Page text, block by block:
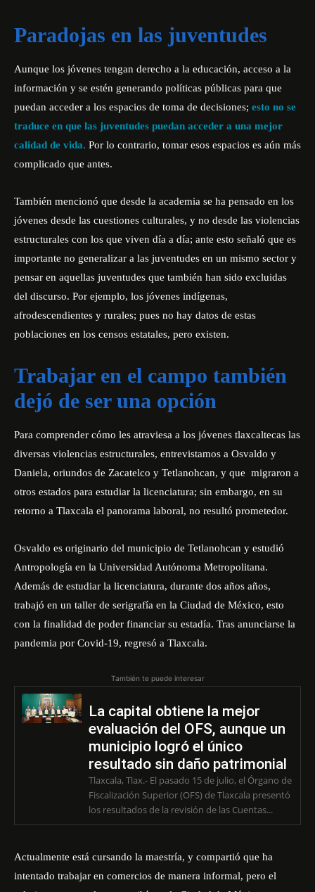
Paradojas en las juventudes
Aunque los jóvenes tengan derecho a la educación, acceso a la
información y se estén generando políticas públicas para que
puedan acceder a los espacios de toma de decisiones; esto no se
traduce en que las juventudes puedan acceder a una mejor
calidad de vida. Por lo contrario, tomar esos espacios es aún más
complicado que antes.
También mencionó que desde la academia se ha pensado en los
jóvenes desde las cuestiones culturales, y no desde las violencias
estructurales con los que viven día a día; ante esto señaló que es
importante no generalizar a las juventudes en un mismo sector y
pensar en aquellas juventudes que también han sido excluidas
del discurso. Por ejemplo, los jóvenes indígenas,
afrodescendientes y rurales; pues no hay datos de estas
poblaciones en los censos estatales, pero existen.
Trabajar en el campo también
dejó de ser una opción
Para comprender cómo les atraviesa a los jóvenes tlaxcaltecas las
diversas violencias estructurales, entrevistamos a Osvaldo y
Daniela, oriundos de Zacatelco y Tetlanohcan, y que migraron a
otros estados para estudiar la licenciatura; sin embargo, en su
retorno a Tlaxcala el panorama laboral, no resultó prometedor.
Osvaldo es originario del municipio de Tetlanohcan y estudió
Antropología en la Universidad Autónoma Metropolitana.
Además de estudiar la licenciatura, durante dos años años,
trabajó en un taller de serigrafía en la Ciudad de México, esto
con la finalidad de poder financiar su estadía. Tras anunciarse la
pandemia por Covid-19, regresó a Tlaxcala.
También te puede interesar
La capital obtiene la mejor
evaluación del OFS, aunque un
municipio logró el único
resultado sin daño patrimonial
Tlaxcala, Tlax.- El pasado 15 de julio, el Órgano de
Fiscalización Superior (OFS) de Tlaxcala presentó
los resultados de la revisión de las Cuentas...
Actualmente está cursando la maestría, y compartió que ha
intentado trabajar en comercios de manera informal, pero el